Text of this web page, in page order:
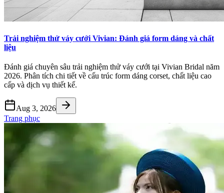
Trải nghiệm thử váy cưới Vivian: Đánh giá form dáng và chất
liệu
Đánh giá chuyên sâu trải nghiệm thử váy cưới tại Vivian Bridal năm
2026. Phân tích chi tiết về cấu trúc form dáng corset, chất liệu cao
cấp và dịch vụ thiết kế.
Aug 3, 2026
Trang phục